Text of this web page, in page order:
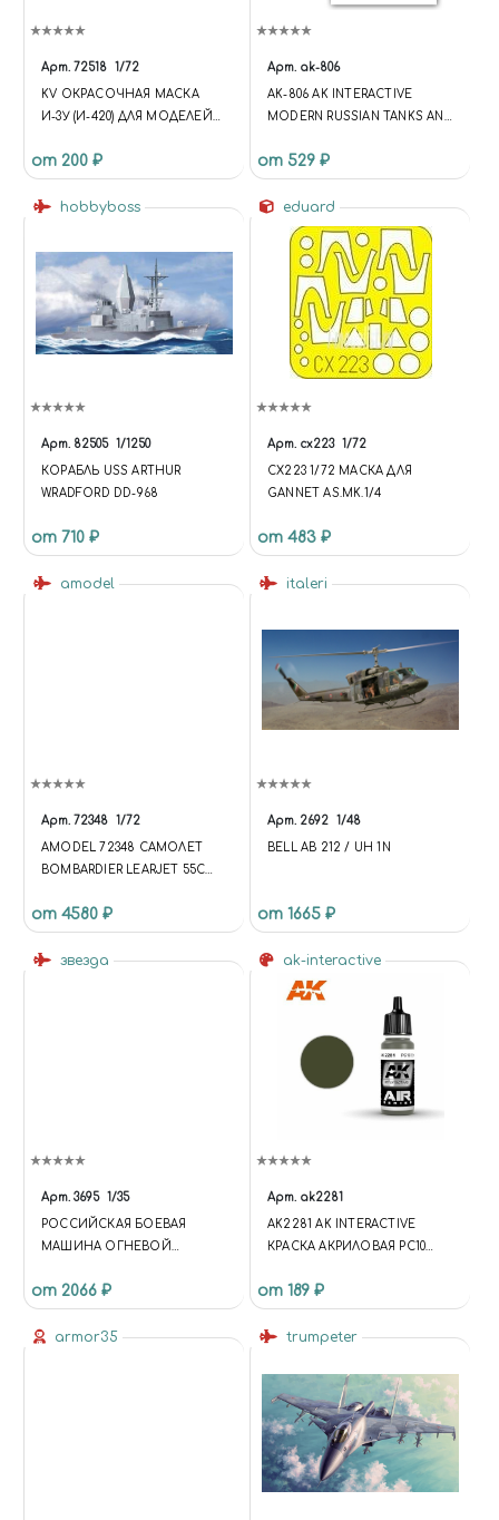
Арт. 72518 1/72
KV ОКРАСОЧНАЯ МАСКА
И-3У (И-420) ДЛЯ МОДЕЛЕЙ
от 200 ₽
Арт. ak-806
AK-806 AK INTERACTIVE
MODERN RUSSIAN TANKS AND
СОВРЕМЕННЫХ
РОССИЙСКИХ ТАНКОВ И
БРОНЕМАШИН)
от 529 ₽
hobbyboss
Арт. 82505 1/1250
КОРАБЛЬ USS ARTHUR
W.RADFORD DD-968
от 710 ₽
eduard
Арт. cx223 1/72
CX223 1/72 МАСКА ДЛЯ
GANNET AS.MK.1/4
от 483 ₽
amodel
Арт. 72348 1/72
AMODEL 72348 САМОЛЕТ
BOMBARDIER LEARJET 55C
от 4580 ₽
italeri
Арт. 2692 1/48
BELL AB 212 / UH 1N
от 1665 ₽
звезда
Арт. 3695 1/35
РОССИЙСКАЯ БОЕВАЯ
МАШИНА ОГНЕВОЙ
"ТЕРМИНАТОР-2"
от 2066 ₽
ak-interactive
Арт. ak2281
AK2281 AK INTERACTIVE
КРАСКА АКРИЛОВАЯ PC10
от 189 ₽
armor35 trumpeter